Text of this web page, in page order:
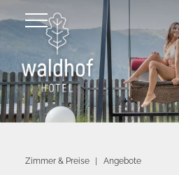
Zimmer & Preise Angebote